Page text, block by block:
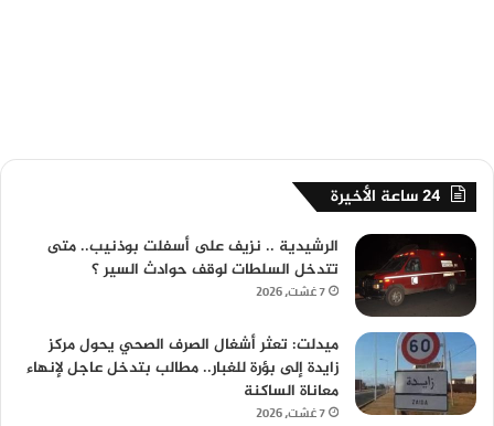
24 ساعة الأخيرة
الرشيدية .. نزيف على أسفلت بوذنيب.. متى
تتدخل السلطات لوقف حوادث السير ؟
7 غشت، 2026
ميدلت: تعثر أشغال الصرف الصحي يحول مركز
زايدة إلى بؤرة للغبار.. مطالب بتدخل عاجل لإنهاء
معاناة الساكنة
7 غشت، 2026